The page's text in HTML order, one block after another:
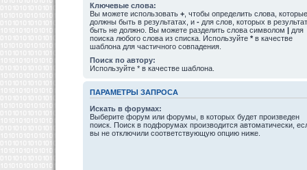
Ключевые слова:
Вы можете использовать + , чтобы определить слова, которые
должны быть в результатах, и - для слов, которых в
быть не должно. Вы можете разделить слова символом | для
поиска любого слова из списка. Используйте * в качестве
шаблона для частичного совпадения.
Поиск по автору:
Используйте * в качестве шаблона.
ПАРАМЕТРЫ ЗАПРОСА
Искать в форумах:
Выберите форум или форумы, в которых будет произведен
поиск. Поиск в подфорумах производится автоматически,
вы не отключили соответствующую опцию ниже.